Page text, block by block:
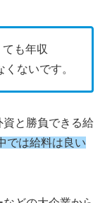
も年収
ないです。
と勝負できる給
では給料は良い